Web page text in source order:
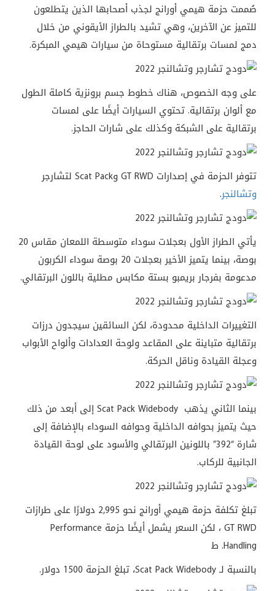
صُممت حزمة هيمي أورانج لجذب أصحابها الذين يتطلعون
للتميز عن الآخرين، وهي تشيد بالطراز الأيقوني من خلال
دمج لمسات برتقالية مستوحاة من سيارات هيمي المبكرة.
على وجه الخصوص، هناك خطوط جسم برونزية كاملة الطول
مع ألوان برتقالية. تحتوي السيارات أيضًا على لمسات
برتقالية على الشبكة وكذلك على شارات الحاجز.
تتوفر الحزمة في إصدارات GT RWD وScat Pack لتشارجر
وتشالنجر.
يأتي الطراز الأول بعجلات سوداء متوسطة اللمعان مقاس 20
بوصة، بينما يتميز الأخير بعجلات 20 بوصة سوداء الكربون
مدعومة بفرجار بريمبو بستة مكابس مطلية باللون البرتقالي.
التغييرات الداخلية محدودة، لكن السائقين سيجدون درزات
برتقالية متباينة على المقاعد ولوحة العدادات وألواح الأبواب
وعجلة القيادة وناقل الحركة.
بينما الثاني يذهب Scat Pack Widebody إلى أبعد من ذلك
حيث يتميز بحوافه الداخلية وحوافه السوداء بالإضافة إلى
شارة “392” باللونين البرتقالي والأسود على لوحة القيادة
الجانبية للركاب.
تبلغ تكلفة حزمة هيمي أورانج نحو 2,995 دولارًا على طرازات
GT RWD ، لكن السعر يشمل أيضًا حزمة Performance
Handling. ط
بالنسبة لـ Scat Pack Widebody، تبلغ الحزمة 1500 دولار.